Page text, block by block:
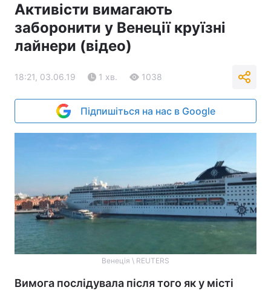
Активісти вимагають
заборонити у Венеції круїзні
лайнери (відео)
18:21, 03.06.19 1 хв. 1038
Підпишіться на нас в Google
Венеція \ REUTERS
Вимога послідувала після того як у місті